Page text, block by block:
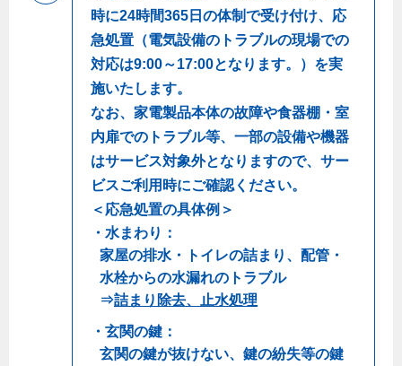
時に24時間365日の体制で受け付け、応
急処置（電気設備のトラブルの現場での
対応は9:00～17:00となります。）を実
施いたします。
なお、家電製品本体の故障や食器棚・室
内扉でのトラブル等、一部の設備や機器
はサービス対象外となりますので、サー
ビスご利用時にご確認ください。
＜応急処置の具体例＞
・水まわり：
家屋の排水・トイレの詰まり、配管・
水栓からの水漏れのトラブル
⇒詰まり除去、止水処理
・玄関の鍵：
玄関の鍵が抜けない、鍵の紛失等の鍵